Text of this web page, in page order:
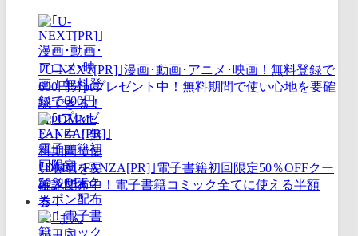
｢U-NEXT[PR]｣漫画･動画･アニメ･映画！無料登録で
600円分ptプレゼント中！無料期間で使い心地を要確
認できる！
｢DMM･FANZA[PR]｣電子書籍初回限定50％OFFクー
ポン配布中！電子書籍コミック全てに使える半額
券！